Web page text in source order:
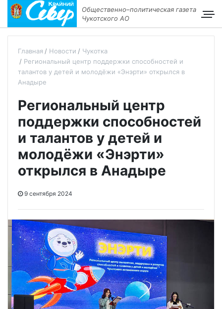
Общественно–политическая газета
Чукотского АО
Главная Новости
Чукотка
Региональный центр поддержки способностей и
талантов у детей и молодёжи «Энэрти» открылся в
Анадыре
Региональный центр
поддержки способностей
и талантов у детей и
молодёжи «Энэрти»
открылся в Анадыре
9 сентября 2024